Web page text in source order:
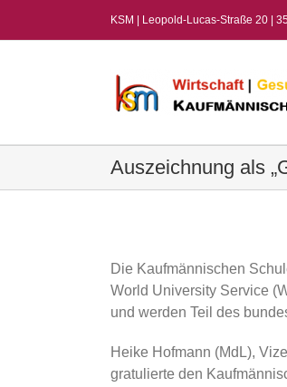
KSM | Leopold-Lucas-Straße 20 |
Auszeichnung als
Die Kaufmännischen
World University Service
und werden Teil des
Heike Hofmann (MdL),
gratulierte den